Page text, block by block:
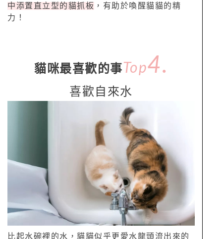
中添置直立型的貓抓板 ，有助於喚醒貓貓的精
力！
貓咪最喜歡的事 Top4.
喜歡自來水
比起水碗裡的水，貓貓似乎更愛水龍頭流出來的